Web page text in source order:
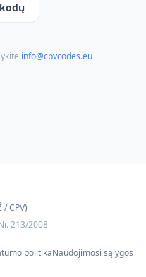
info@cpvcodes.eu
CPV)
213/2008
politikaNaudojimosi sąlygos